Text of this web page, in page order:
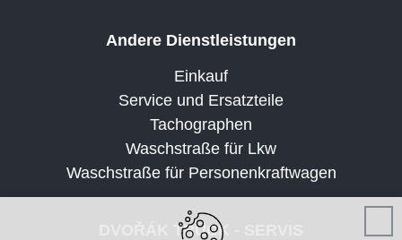
Andere Dienstleistungen
Einkauf
Service und Ersatzteile
Tachographen
Waschstraße für Lkw
Waschstraße für Personenkraftwagen
DVOŘÁK TRUCK - SERVIS